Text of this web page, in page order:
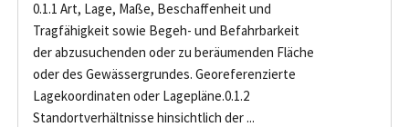
0.1.1 Art, Lage, Maße, Beschaffenheit und
Tragfähigkeit sowie Begeh- und Befahrbarkeit
der abzusuchenden oder zu beräumenden Fläche
oder des Gewässergrundes. Georeferenzierte
Lagekoordinaten oder Lagepläne.0.1.2
Standortverhältnisse hinsichtlich der ...